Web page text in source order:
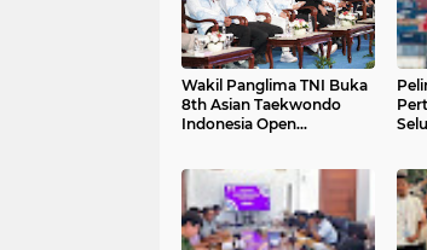
Wakil Panglima TNI Buka
8th Asian Taekwondo
Indonesia Open